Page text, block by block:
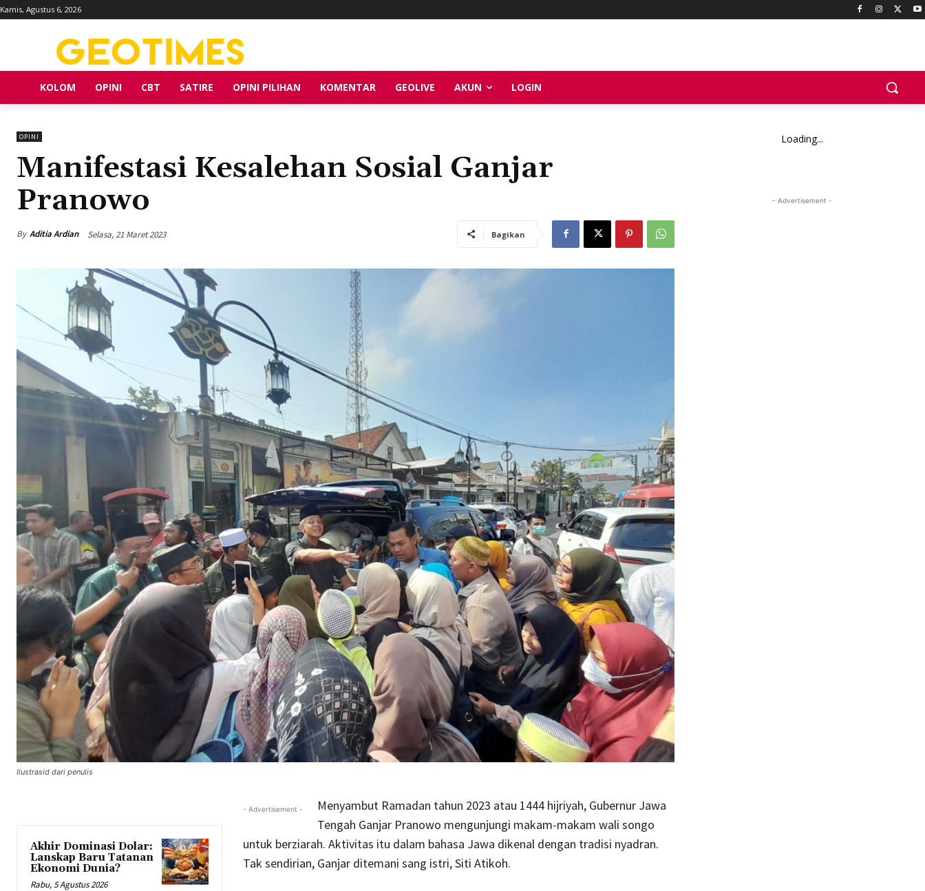
Kamis, Agustus 6, 2026
KOLOM OPINI CBT SATIRE OPINI PILIHAN KOMENTAR GEOLIVE AKUN LOGIN
OPINI
Manifestasi Kesalehan Sosial Ganjar
Pranowo
By Aditia Ardian Selasa, 21 Maret 2023 Bagikan
Ilustrasid dari penulis
Akhir Dominasi Dolar:
Lanskap Baru Tatanan
Ekonomi Dunia?
Rabu, 5 Agustus 2026
- Advertisement -
Menyambut Ramadan tahun 2023 atau 1444 hijriyah, Gubernur Jawa
Tengah Ganjar Pranowo mengunjungi makam-makam wali songo
untuk berziarah. Aktivitas itu dalam bahasa Jawa dikenal dengan tradisi nyadran.
Tak sendirian, Ganjar ditemani sang istri, Siti Atikoh.
Loading...
- Advertisement -